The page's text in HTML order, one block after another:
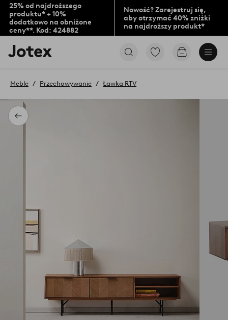
25% od najdroższego
produktu* + 10%
dodatkowo na obniżone
ceny**. Kod: 424882
Nowość? Zarejestruj się,
aby otrzymać 40% zniżki
na najdroższy produkt*
Logo
Jotex
na
stronę
PrzejdźPrzejdź
Powrót
Meble Przechowywanie Ławka RTV